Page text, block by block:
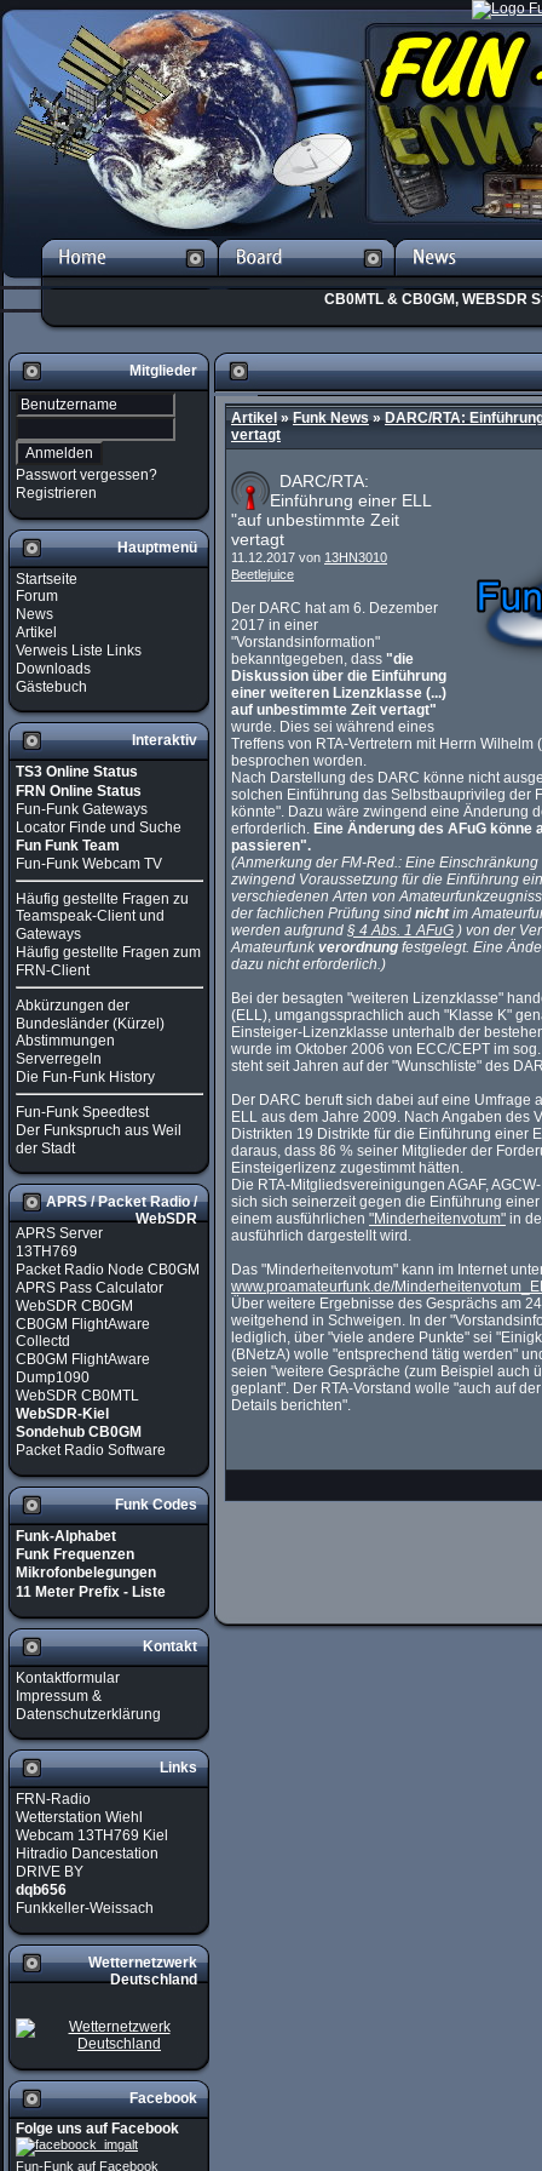
CB0MTL & CB0GM, WEBSDR
Mitglieder
Passwort vergessen?
Registrieren
Hauptmenü
Startseite
Forum
News
Artikel
Verweis Liste Links
Downloads
Gästebuch
Interaktiv
TS3 Online Status
FRN Online Status
Fun-Funk Gateways
Locator Finde und Suche
Fun Funk Team
Fun-Funk Webcam TV
Häufig gestellte Fragen zu
Teamspeak-Client und
Gateways
Häufig gestellte Fragen zum
FRN-Client
Abkürzungen der
Bundesländer (Kürzel)
Abstimmungen
Serverregeln
Die Fun-Funk History
Fun-Funk Speedtest
Der Funkspruch aus Weil
der Stadt
APRS / Packet Radio /
WebSDR
APRS Server
13TH769
Packet Radio Node CB0GM
APRS Pass Calculator
WebSDR CB0GM
CB0GM FlightAware
Collectd
CB0GM FlightAware
Dump1090
WebSDR CB0MTL
WebSDR-Kiel
Sondehub CB0GM
Packet Radio Software
Funk Codes
Funk-Alphabet
Funk Frequenzen
Mikrofonbelegungen
11 Meter Prefix - Liste
Kontakt
Kontaktformular
Impressum &
Datenschutzerklärung
Links
FRN-Radio
Wetterstation Wiehl
Webcam 13TH769 Kiel
Hitradio Dancestation
DRIVE BY
dqb656
Funkkeller-Weissach
Wetternetzwerk
Deutschland
Facebook
Folge uns auf Facebook
Fun-Funk auf Facebook
Artikel»Funk News»DARC/RTA:
vertagt
DARC/RTA:
Einführung einer ELL
"auf unbestimmte Zeit
vertagt
11.12.2017 von 13HN3010
Beetlejuice
Der DARC hat am 6. Dezember
2017 in einer
"Vorstandsinformation"
bekanntgegeben, dass "die
Diskussion über die Einführung
einer weiteren Lizenzklasse (...)
auf unbestimmte Zeit vertagt"
wurde. Dies sei während eines
Treffens von RTA-Vertretern mit Herrn
besprochen worden.
Nach Darstellung des DARC könne nicht
solchen Einführung das Selbstbauprivileg der
könnte". Dazu wäre zwingend eine Änderung
erforderlich. Eine Änderung des AFuG
passieren".
(Anmerkung der FM-Red.: Eine
zwingend Voraussetzung für die Einführung
verschiedenen Arten von
der fachlichen Prüfung sind nicht im
werden aufgrund § 4 Abs. 1 AFuG ) von der
Amateurfunk verordnung festgelegt. Eine
dazu nicht erforderlich.)
Bei der besagten "weiteren Lizenzklasse"
(ELL), umgangssprachlich auch "Klasse K"
Einsteiger-Lizenzklasse unterhalb der
wurde im Oktober 2006 von ECC/CEPT im sog.
steht seit Jahren auf der "Wunschliste" des
Der DARC beruft sich dabei auf eine Umfrage
ELL aus dem Jahre 2009. Nach Angaben des
Distrikten 19 Distrikte für die Einführung einer
daraus, dass 86 % seiner Mitglieder der
Einsteigerlizenz zugestimmt hätten.
Die RTA-Mitgliedsvereinigungen AGAF,
sich sich seinerzeit gegen die Einführung
einem ausführlichen "Minderheitenvotum" in
ausführlich dargestellt wird.
Das "Minderheitenvotum" kann im Internet
www.proamateurfunk.de/
Über weitere Ergebnisse des Gesprächs am
weitgehend in Schweigen. In der
lediglich, über "viele andere Punkte" sei
(BNetzA) wolle "entsprechend tätig werden"
seien "weitere Gespräche (zum Beispiel auch
geplant". Der RTA-Vorstand wolle "auch auf
Details berichten".